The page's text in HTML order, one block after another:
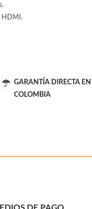
HDMI.
GARANTÍA DIRECTA EN
COLOMBIA